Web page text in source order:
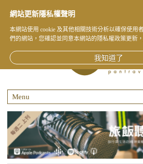
網站更新隱私權聲明
本網站使用 cookie 及其他相關技術分析以確保使用
們的網站，您確認並同意本網站的隱私權政策更新，
我知道了